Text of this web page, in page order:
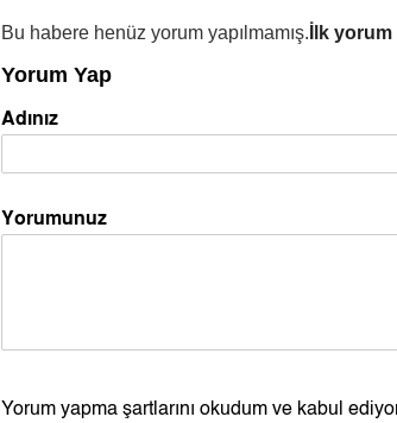
Bu habere henüz yorum yapılmamış. İlk
Yorum Yap
Adınız
Yorumunuz
Yorum yapma şartlarını okudum ve kabul